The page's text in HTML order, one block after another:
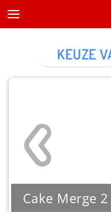
KEUZE
Cake Merge 2